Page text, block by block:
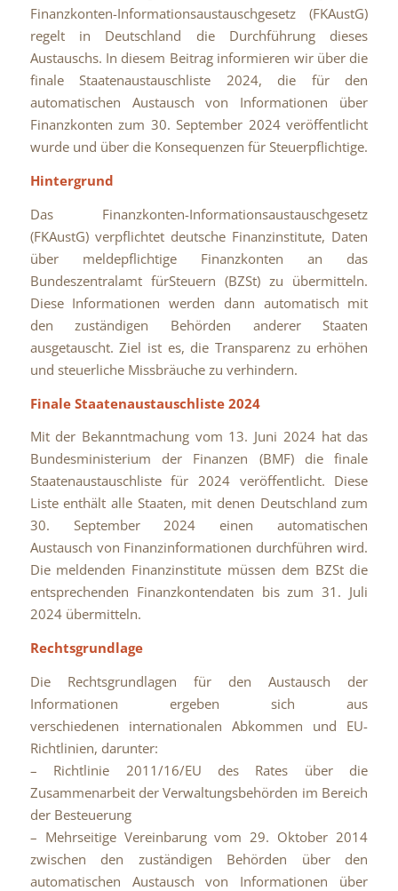
Finanzkonten-Informationsaustauschgesetz (FKAustG)
regelt in Deutschland die Durchführung dieses
Austauschs. In diesem Beitrag informieren wir über die
finale Staatenaustauschliste 2024, die für den
automatischen Austausch von Informationen über
Finanzkonten zum 30. September 2024 veröffentlicht
wurde und über die Konsequenzen für Steuerpflichtige.
Hintergrund
Das Finanzkonten-Informationsaustauschgesetz
(FKAustG) verpflichtet deutsche Finanzinstitute, Daten
über meldepflichtige Finanzkonten an das
Bundeszentralamt fürSteuern (BZSt) zu übermitteln.
Diese Informationen werden dann automatisch mit
den zuständigen Behörden anderer Staaten
ausgetauscht. Ziel ist es, die Transparenz zu erhöhen
und steuerliche Missbräuche zu verhindern.
Finale Staatenaustauschliste 2024
Mit der Bekanntmachung vom 13. Juni 2024 hat das
Bundesministerium der Finanzen (BMF) die finale
Staatenaustauschliste für 2024 veröffentlicht. Diese
Liste enthält alle Staaten, mit denen Deutschland zum
30. September 2024 einen automatischen
Austausch von Finanzinformationen durchführen wird.
Die meldenden Finanzinstitute müssen dem BZSt die
entsprechenden Finanzkontendaten bis zum 31. Juli
2024 übermitteln.
Rechtsgrundlage
Die Rechtsgrundlagen für den Austausch der
Informationen ergeben sich aus
verschiedenen internationalen Abkommen und EU-
Richtlinien, darunter:
– Richtlinie 2011/16/EU des Rates über die
Zusammenarbeit der Verwaltungsbehörden im Bereich
der Besteuerung
– Mehrseitige Vereinbarung vom 29. Oktober 2014
zwischen den zuständigen Behörden über den
automatischen Austausch von Informationen über